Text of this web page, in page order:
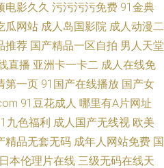
电影久久 污污污污免费 91金典
瓜网站 成人岛国影院 成人动漫二
推荐 国产精品一区自拍 男人天堂
直播 亚洲卡一卡二 成人在线免
第一页 91国产在线播放 国产女
91豆花成人 哪里有A片网址
九色福利 成人国产无线视 欧美
精品无套无码 成年人网站免费 国
日本伦理片在线 三级无码在线天